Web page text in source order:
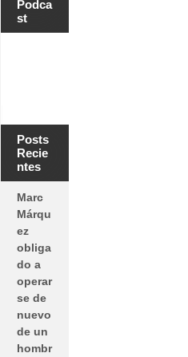
Podca
st
Posts
Recie
ntes
Marc
Márqu
ez
obliga
do a
operar
se de
nuevo
de un
hombr